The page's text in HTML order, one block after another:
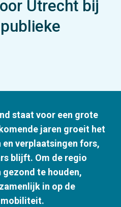
Utrecht bij
staat voor een grote
jaren groeit het
en verplaatsingen fors,
blijft. Om de regio
gezond te houden,
in op de